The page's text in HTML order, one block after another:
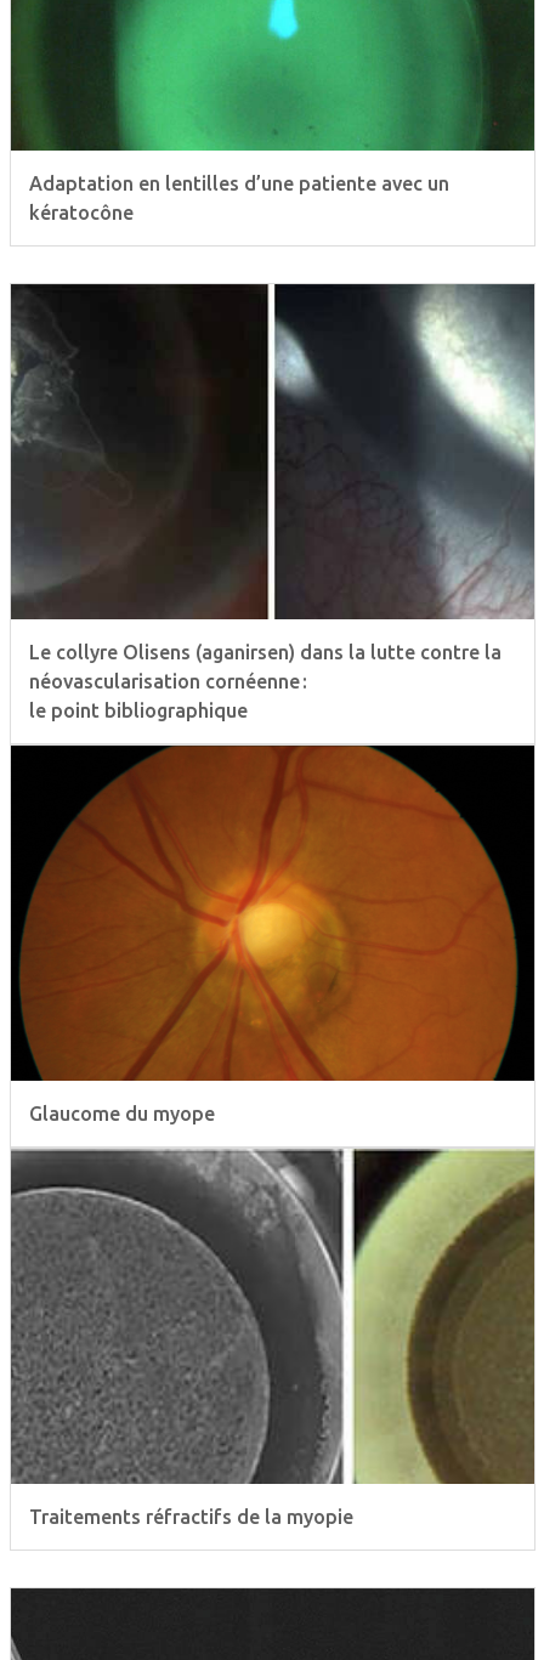
Adaptation en lentilles d’une patiente avec un
kératocône
Le collyre Olisens (aganirsen) dans la lutte contre la
néovascularisation cornéenne :
le point bibliographique
Glaucome du myope
Traitements réfractifs de la myopie